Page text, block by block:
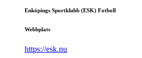
Enköpings Sportklubb (ESK) Fotboll
Webbplats
https://esk.nu